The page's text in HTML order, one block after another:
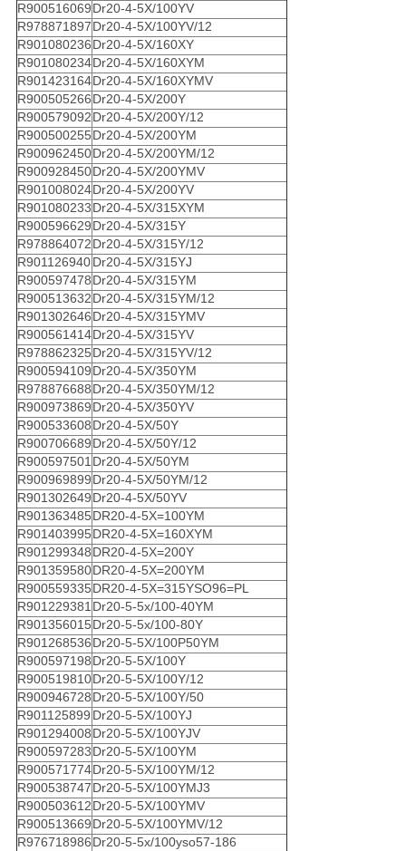
R900516069Dr20-4-5X/100YV
R978871897Dr20-4-5X/100YV/12
R901080236Dr20-4-5X/160XY
R901080234Dr20-4-5X/160XYM
R901423164Dr20-4-5X/160XYMV
R900505266Dr20-4-5X/200Y
R900579092Dr20-4-5X/200Y/12
R900500255Dr20-4-5X/200YM
R900962450Dr20-4-5X/200YM/12
R900928450Dr20-4-5X/200YMV
R901008024Dr20-4-5X/200YV
R901080233Dr20-4-5X/315XYM
R900596629Dr20-4-5X/315Y
R978864072Dr20-4-5X/315Y/12
R901126940Dr20-4-5X/315YJ
R900597478Dr20-4-5X/315YM
R900513632Dr20-4-5X/315YM/12
R901302646Dr20-4-5X/315YMV
R900561414Dr20-4-5X/315YV
R978862325Dr20-4-5X/315YV/12
R900594109Dr20-4-5X/350YM
R978876688Dr20-4-5X/350YM/12
R900973869Dr20-4-5X/350YV
R900533608Dr20-4-5X/50Y
R900706689Dr20-4-5X/50Y/12
R900597501 Dr20-4-5X/50YM
R900969899Dr20-4-5X/50YM/12
R901302649Dr20-4-5X/50YV
R901363485DR20-4-5X=100YM
R901403995DR20-4-5X=160XYM
R901299348DR20-4-5X=200Y
R901359580DR20-4-5X=200YM
R900559335DR20-4-5X=315YSO96=PL
R901229381 Dr20-5-5x/100-40YM
R901356015Dr20-5-5x/100-80Y
R901268536Dr20-5-5X/100P50YM
R900597198Dr20-5-5X/100Y
R900519810Dr20-5-5X/100Y/12
R900946728Dr20-5-5X/100Y/50
R901125899 Dr20-5-5X/100YJ
R901294008Dr20-5-5X/100YJV
R900597283Dr20-5-5X/100YM
R900571774Dr20-5-5X/100YM/12
R900538747Dr20-5-5X/100YMJ3
R900503612Dr20-5-5X/100YMV
R900513669Dr20-5-5X/100YMV/12
R976718986Dr20-5-5x/100yso57-186